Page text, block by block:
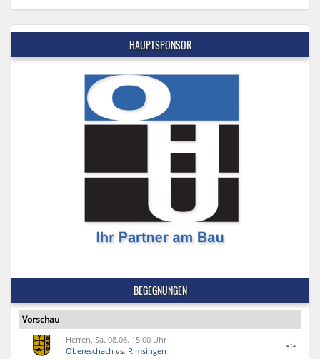
HAUPTSPONSOR
BEGEGNUNGEN
Vorschau
Herren, Sa. 08.08. 15:00 Uhr
Obereschach vs. Rimsingen
-:-